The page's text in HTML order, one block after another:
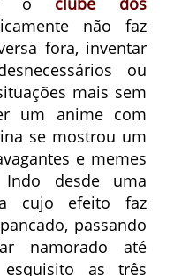
não faz
fora, inventar
ou
mais sem
um anime com
se mostrou um
e memes
desde uma
cujo efeito faz
passando
namorado até
as três